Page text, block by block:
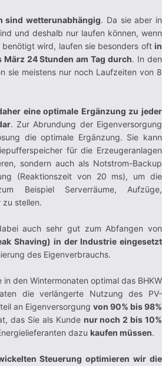
sind wetterunabhängig. Da sie aber in
und deshalb nur laufen können, wenn
wird, laufen sie besonders oft in
24 Stunden am Tag durch. In den
sie meistens nur noch Laufzeiten von 8
eine optimale Ergänzung zu jeder
. Zur Abrundung der Eigenversorgung
die optimale Ergänzung. Sie kann
für die Erzeugeranlagen
sondern auch als Notstrom-Backup
(Reaktionszeit von 20 ms), um die
Beispiel Serverräume, Aufzüge,
zu stellen.
auch sehr gut zum Abfangen von
Shaving) in der Industrie eingesetzt
des Eigenverbrauchs.
den Wintermonaten optimal das BHKW
die verlängerte Nutzung des PV-
an Eigenversorgung von 90% bis 98%
das Sie als Kunde nur noch 2 bis 10%
dazu kaufen müssen.
Steuerung optimieren wir die